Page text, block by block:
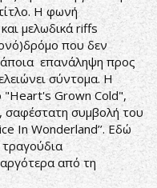
Η φωνή
μελωδικά riffs
που δεν
επανάληψη προς
σύντομα. Η
"Heart's Grown Cold",
σαφέστατη συμβολή του
In Wonderland’’. Εδώ
τραγούδια
από τη